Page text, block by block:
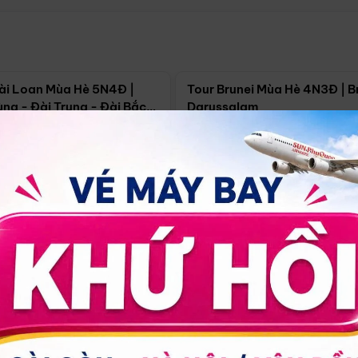
Loan Mùa Hè 5N4Đ |
- Đài Trung - Đài Bắc
18/09
Tour Brunei Mùa Hè 4N3Đ |
Darussalam
Hồ Chí Minh 4N3Đ
30/08 17/09 24/09
14.499.000đ Xem chi